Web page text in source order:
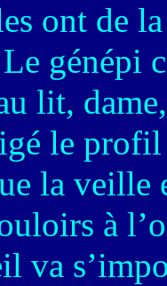
ont de
génépi
lit,
le profil
la veille
à
va